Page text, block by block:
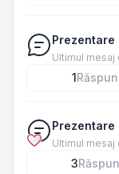
Prezentare
Ultimul mesaj
1
Prezentare
Ultimul mesaj
3